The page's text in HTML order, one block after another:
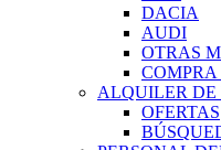
DACIA
AUDI
OTRAS
COMPRA
ALQUILER DE
OFERTAS